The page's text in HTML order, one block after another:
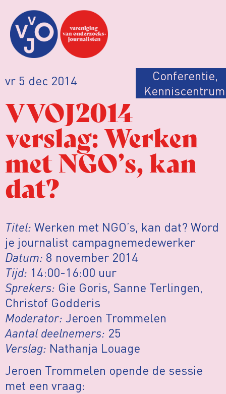
vr 5 dec 2014 Conferentie,
Kenniscentrum
VVOJ2014
verslag: Werken
met NGO’s, kan
dat?
Titel: Werken met NGO’s, kan dat? Word
je journalist campagnemedewerker
Datum: 8 november 2014
Tijd: 14:00-16:00 uur
Sprekers: Gie Goris, Sanne Terlingen,
Christof Godderis
Moderator: Jeroen Trommelen
Aantal deelnemers: 25
Verslag: Nathanja Louage
Jeroen Trommelen opende de sessie
met een vraag: